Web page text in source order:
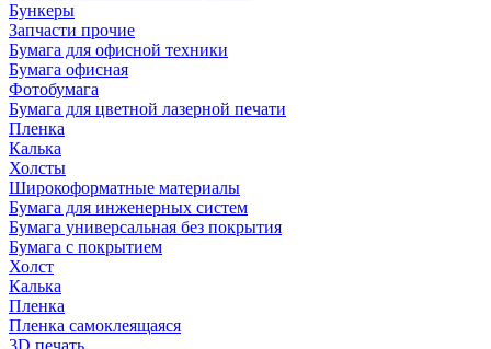
Бункеры
Запчасти прочие
Бумага для офисной техники
Бумага офисная
Фотобумага
Бумага для цветной лазерной печати
Пленка
Калька
Холсты
Широкоформатные материалы
Бумага для инженерных систем
Бумага универсальная без покрытия
Бумага с покрытием
Холст
Калька
Пленка
Пленка самоклеящаяся
3D печать